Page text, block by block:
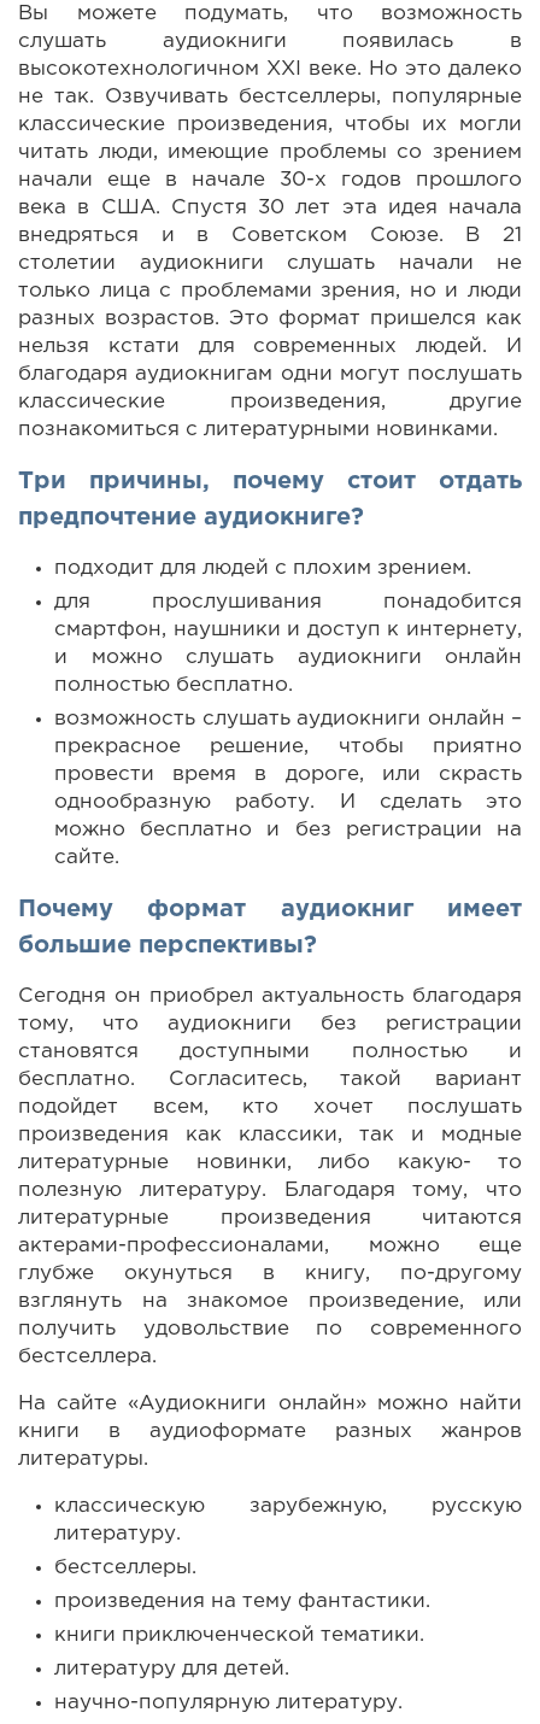
Вы можете подумать, что возможность
слушать аудиокниги появилась в
высокотехнологичном XXI веке. Но это далеко
не так. Озвучивать бестселлеры, популярные
классические произведения, чтобы их могли
читать люди, имеющие проблемы со зрением
начали еще в начале 30-х годов прошлого
века в США. Спустя 30 лет эта идея начала
внедряться и в Советском Союзе. В 21
столетии аудиокниги слушать начали не
только лица с проблемами зрения, но и люди
разных возрастов. Это формат пришелся как
нельзя кстати для современных людей. И
благодаря аудиокнигам одни могут послушать
классические произведения, другие
познакомиться с литературными новинками.
Три причины, почему стоит отдать
предпочтение аудиокниге?
подходит для людей с плохим зрением.
для прослушивания понадобится
смартфон, наушники и доступ к интернету,
и можно слушать аудиокниги онлайн
полностью бесплатно.
возможность слушать аудиокниги онлайн –
прекрасное решение, чтобы приятно
провести время в дороге, или скрасть
однообразную работу. И сделать это
можно бесплатно и без регистрации на
сайте.
Почему формат аудиокниг имеет
большие перспективы?
Сегодня он приобрел актуальность благодаря
тому, что аудиокниги без регистрации
становятся доступными полностью и
бесплатно. Согласитесь, такой вариант
подойдет всем, кто хочет послушать
произведения как классики, так и модные
литературные новинки, либо какую- то
полезную литературу. Благодаря тому, что
литературные произведения читаются
актерами-профессионалами, можно еще
глубже окунуться в книгу, по-другому
взглянуть на знакомое произведение, или
получить удовольствие по современного
бестселлера.
На сайте «Аудиокниги онлайн» можно найти
книги в аудиоформате разных жанров
литературы.
классическую зарубежную, русскую
литературу.
бестселлеры.
произведения на тему фантастики.
книги приключенческой тематики.
литературу для детей.
научно-популярную литературу.